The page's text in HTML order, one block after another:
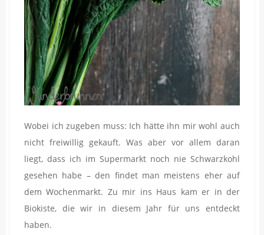
Wobei ich zugeben muss: Ich hätte ihn mir wohl auch
nicht freiwillig gekauft. Was aber vor allem daran
liegt, dass ich im Supermarkt noch nie Schwarzkohl
gesehen habe – den findet man meistens eher auf
dem Wochenmarkt. Zu mir ins Haus kam er in der
Biokiste, die wir in diesem Jahr für uns entdeckt
haben.